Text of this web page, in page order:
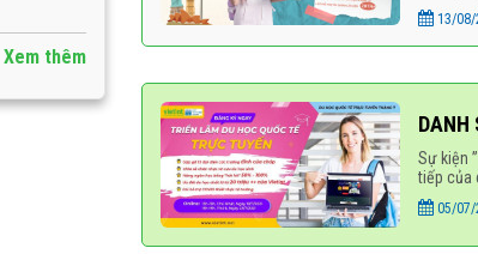
Xem thêm
13/08/
DANH
Sự kiện
tiếp của
05/07/